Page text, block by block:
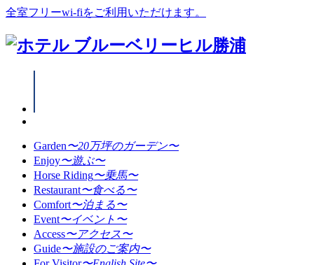
全室フリーwi-fiをご利用いただけます。
Garden〜20万坪のガーデン〜
Enjoy〜遊ぶ〜
Horse Riding〜乗馬〜
Restaurant〜食べる〜
Comfort〜泊まる〜
Event〜イベント〜
Access〜アクセス〜
Guide〜施設のご案内〜